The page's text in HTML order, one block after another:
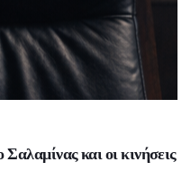
και οι κινήσεις